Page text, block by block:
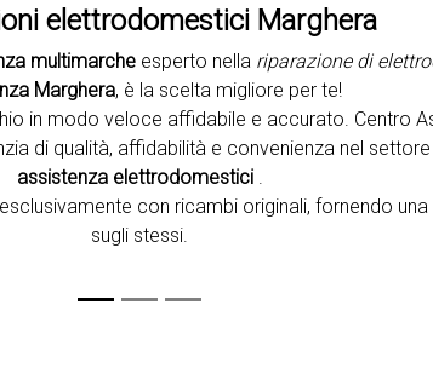
elettrodomestici Marghera
multimarche esperto nella riparazione di
Marghera, è la scelta migliore per te!
in modo veloce affidabile e accurato. Centro
di qualità, affidabilità e convenienza nel
assistenza elettrodomestici .
con ricambi originali, fornendo
sugli stessi.